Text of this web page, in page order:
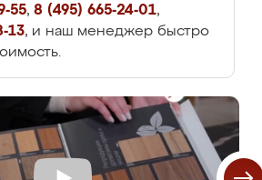
55, 8 (495) 665-24-01,
13, и наш менеджер быстро